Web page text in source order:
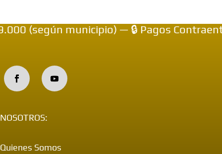
(según municipio) — 🔒 Pagos
NOSOTROS:
Quienes Somos